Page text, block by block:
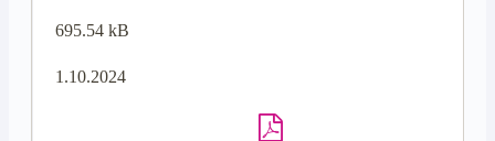
695.54 kB
1.10.2024